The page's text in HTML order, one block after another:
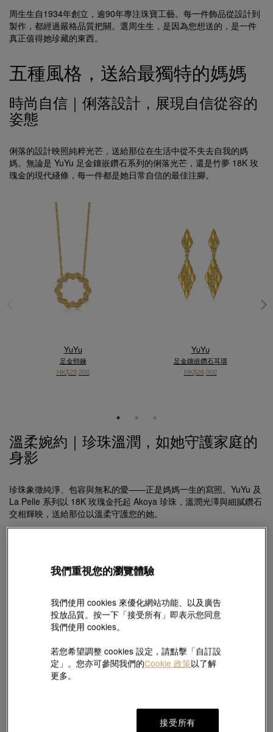
周生生自1934年創立，逾90年專注珠寶工藝。每一件飾品從設計到
製作，都經過嚴格品質把關。選周生生，是因為您想送的，是一件
真正值得她珍藏的東西。
五種風格，送給最獨特的媽媽
時尚自信｜俐落設計，展現自信從容的
姿態
俐落的設計映照純粹光芒，送給那位在生活中從不失去自我的媽
媽。無論是 YuYu 足金鑲嵌鑽石系列的俐落光芒，還是竹夢 18K 玫
瑰金的現代綫條，每一件都是她日常自信的最佳注腳。
YuYu
足金頸鍊
HK$29,200
YuYu
足金鑲嵌鑽石耳環
HK$26,000
溫柔婉約｜珍珠溫潤，如她守護家庭的
身影
珍珠象徵純淨、包容與無私的愛——正是媽媽一生的寫照。YuYu 及
La Pelle 系列以 18K 玫瑰金托起 Akoya 珍珠，溫潤光澤與細膩鑽石
交相輝映，送給那位以溫柔守護您的她。
HK$9,980
我們重視您的瀏覽體驗
我們使用 cookies 來優化網站功能、以及廣告
投放品質。按一下「接受所有」即表示您同意
我們使用 cookies。
若您希望調整 cookies 設定，請點擊「自訂設
定」。您亦可參閱我們的Cookie 政策以了解
更多。
接受所有